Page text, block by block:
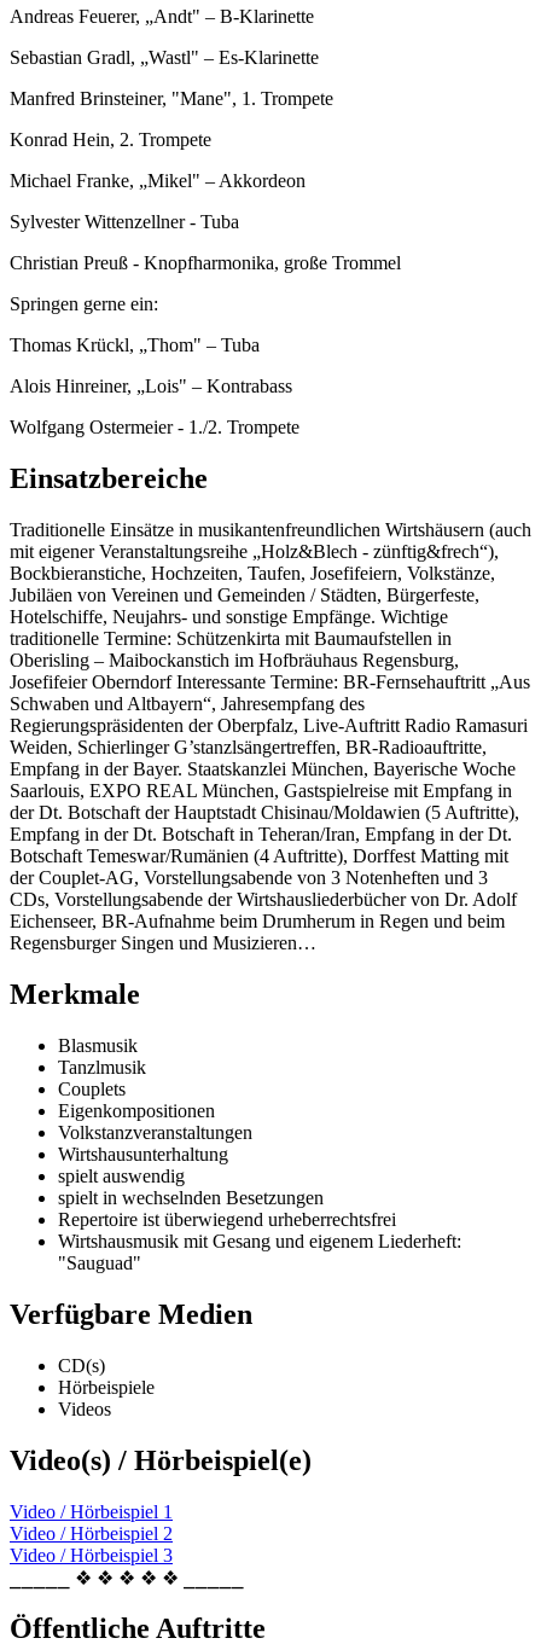
Andreas Feuerer, „Andt" – B-Klarinette
Sebastian Gradl, „Wastl" – Es-Klarinette
Manfred Brinsteiner, "Mane", 1. Trompete
Konrad Hein, 2. Trompete
Michael Franke, „Mikel" – Akkordeon
Sylvester Wittenzellner - Tuba
Christian Preuß - Knopfharmonika, große Trommel
Springen gerne ein:
Thomas Krückl, „Thom" – Tuba
Alois Hinreiner, „Lois" – Kontrabass
Wolfgang Ostermeier - 1./2. Trompete
Einsatzbereiche
Traditionelle Einsätze in musikantenfreundlichen Wirtshäusern (auch
mit eigener Veranstaltungsreihe „Holz&Blech - zünftig&frech“),
Bockbieranstiche, Hochzeiten, Taufen, Josefifeiern, Volkstänze,
Jubiläen von Vereinen und Gemeinden / Städten, Bürgerfeste,
Hotelschiffe, Neujahrs- und sonstige Empfänge. Wichtige
traditionelle Termine: Schützenkirta mit Baumaufstellen in
Oberisling – Maibockanstich im Hofbräuhaus Regensburg,
Josefifeier Oberndorf Interessante Termine: BR-Fernsehauftritt „Aus
Schwaben und Altbayern“, Jahresempfang des
Regierungspräsidenten der Oberpfalz, Live-Auftritt Radio Ramasuri
Weiden, Schierlinger G’stanzlsängertreffen, BR-Radioauftritte,
Empfang in der Bayer. Staatskanzlei München, Bayerische Woche
Saarlouis, EXPO REAL München, Gastspielreise mit Empfang in
der Dt. Botschaft der Hauptstadt Chisinau/Moldawien (5 Auftritte),
Empfang in der Dt. Botschaft in Teheran/Iran, Empfang in der Dt.
Botschaft Temeswar/Rumänien (4 Auftritte), Dorffest Matting mit
der Couplet-AG, Vorstellungsabende von 3 Notenheften und 3
CDs, Vorstellungsabende der Wirtshausliederbücher von Dr. Adolf
Eichenseer, BR-Aufnahme beim Drumherum in Regen und beim
Regensburger Singen und Musizieren…
Merkmale
Blasmusik
Tanzlmusik
Couplets
Eigenkompositionen
Volkstanzveranstaltungen
Wirtshausunterhaltung
spielt auswendig
spielt in wechselnden Besetzungen
Repertoire ist überwiegend urheberrechtsfrei
Wirtshausmusik mit Gesang und eigenem Liederheft:
"Sauguad"
Verfügbare Medien
CD(s)
Hörbeispiele
Videos
Video(s) / Hörbeispiel(e)
Video / Hörbeispiel 1
Video / Hörbeispiel 2
Video / Hörbeispiel 3
⎯⎯⎯⎯⎯ ❖ ❖ ❖ ❖ ❖ ⎯⎯⎯⎯⎯
Öffentliche Auftritte